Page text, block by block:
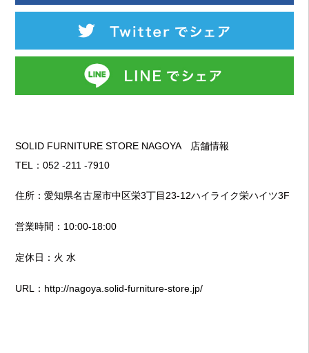
SOLID FURNITURE STORE NAGOYA 店舗情報
TEL：052 -211 -7910
住所：愛知県名古屋市中区栄3丁目23-12ハイライク栄ハイツ3F
営業時間：10:00-18:00
定休日：火 水
URL： http://nagoya.solid-furniture-store.jp/